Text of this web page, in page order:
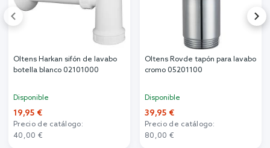
Oltens Harkan sifón de lavabo
botella blanco 02101000
Disponible
19,95 €
Precio de catálogo:
40,00 €
Oltens Rovde tapón para lavabo
cromo 05201100
Disponible
39,95 €
Precio de catálogo:
80,00 €